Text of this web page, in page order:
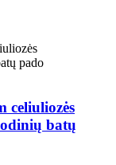
celiuliozės
batų